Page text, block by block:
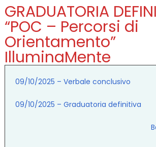
GRADUATORIA
“POC – Percorsi di
Orientamento”
IlluminaMente
09/10/2025 – Verbale conclusivo
09/10/2025 – Graduatoria definitiva